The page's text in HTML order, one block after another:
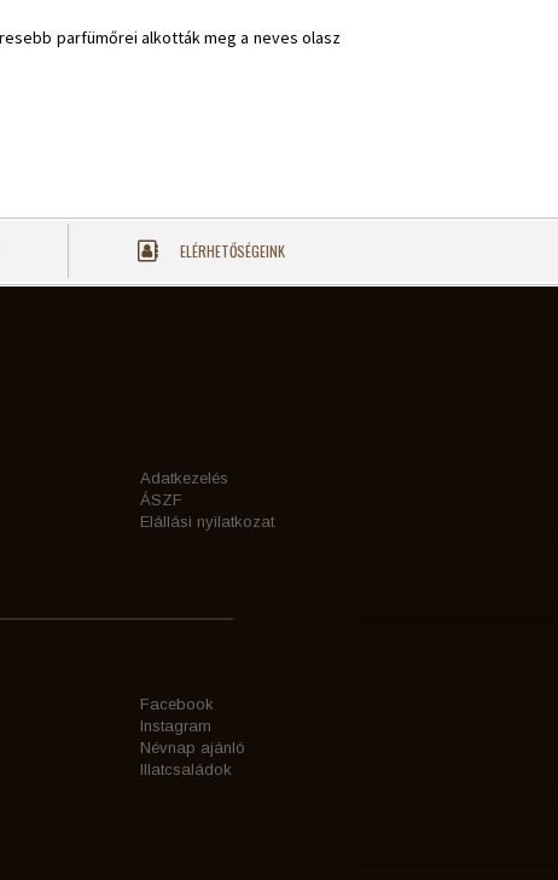
parfümőrei alkották meg a neves olasz
ELÉRHETŐSÉGEINK
Adatkezelés
ÁSZF
Elállási nyilatkozat
Facebook
Instagram
Névnap ajánló
Illatcsaládok